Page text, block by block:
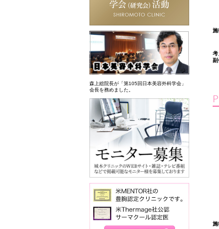
施
考
副
施
森上総院長が「第105回日本美容外科学会」
会長を務めました。